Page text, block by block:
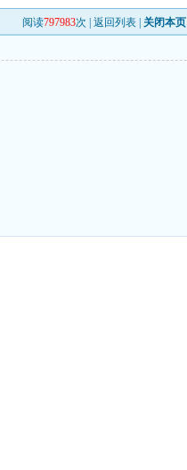
阅读797983次 |返回列表 关闭本页